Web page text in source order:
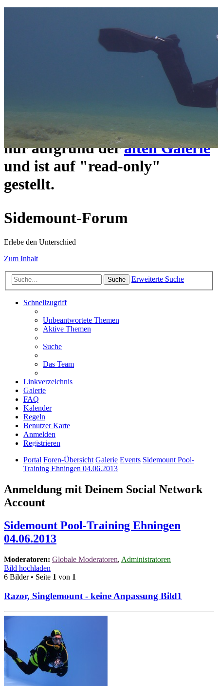
Das Sidemount-Forum ist auf
ein neues Forensystem
umgezogen und wie gewohnt
https://www.sidemount-
Das alte Forum hier existiert
nur aufgrund deralten Galerie
und ist auf "read-only"
gestellt.
Sidemount-Forum
Erlebe den Unterschied
Zum Inhalt
Suche Erweiterte Suche
Schnellzugriff
Unbeantwortete Themen
Aktive Themen
Suche
Das Team
Linkverzeichnis
Galerie
FAQ
Kalender
Regeln
Benutzer Karte
Anmelden
Registrieren
Portal Foren-Übersicht Galerie Events Sidemount Pool-
Training Ehningen 04.06.2013
Anmeldung mit Deinem Social Network
Account
Sidemount Pool-Training Ehningen
04.06.2013
Moderatoren: Globale Moderatoren, Administratoren
Bild hochladen
6 Bilder • Seite 1 von 1
Razor, Singlemount - keine Anpassung Bild1